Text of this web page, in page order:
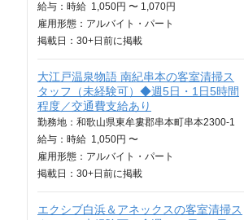
給与： 時給 1,050円 〜 1,070円
雇用形態：アルバイト・パート
掲載日： 30+日 前に掲載
大江戸温泉物語 南紀串本の客室清掃ス
タッフ（未経験可）◆週5日・1日5時間
程度／交通費支給あり
勤務地：和歌山県東牟婁郡串本町串本2300-1
給与： 時給 1,050円 〜
雇用形態：アルバイト・パート
掲載日： 30+日 前に掲載
エクシブ白浜＆アネックスの客室清掃ス